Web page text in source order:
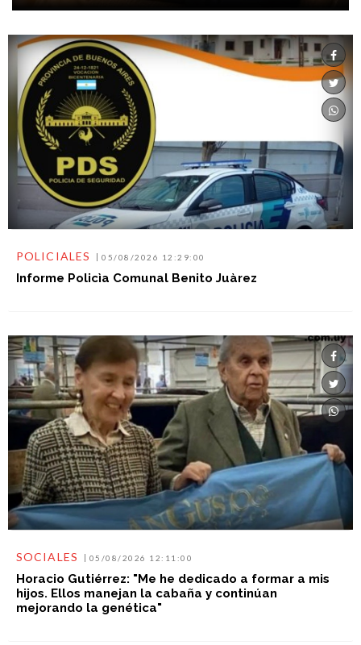
POLICIALES 05/08/2026 12:29:00
Informe Policìa Comunal Benito Juàrez
SOCIALES 05/08/2026 12:11:00
Horacio Gutiérrez: "Me he dedicado a formar a mis
hijos. Ellos manejan la cabaña y continúan
mejorando la genética"